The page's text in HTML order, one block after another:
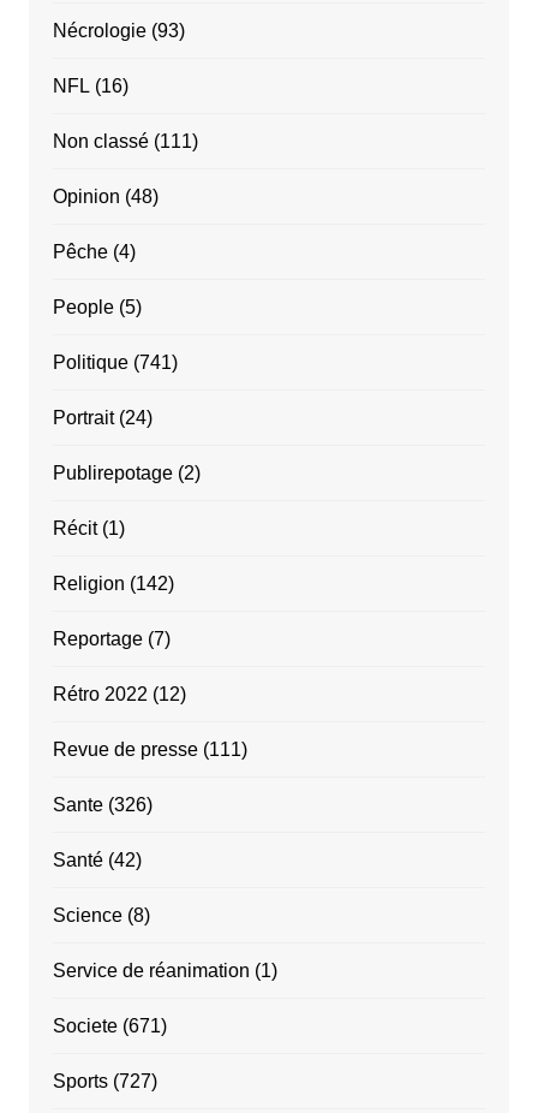
Nécrologie(93)
NFL (16)
Non classé(111)
Opinion (48)
Pêche(4)
People(5)
Politique(741)
Portrait(24)
Publirepotage(2)
Récit(1)
Religion (142)
Reportage(7)
Rétro 2022 (12)
Revue de presse(111)
Sante(326)
Santé(42)
Science(8)
Service de réanimation (1)
Societe(671)
Sports(727)